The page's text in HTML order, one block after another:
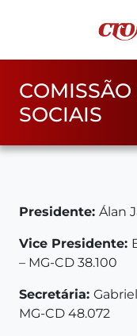
SOCIAIS
Presidente: Álan
Vice Presidente:
– MG-CD 38.100
Secretária:
MG-CD 48.072